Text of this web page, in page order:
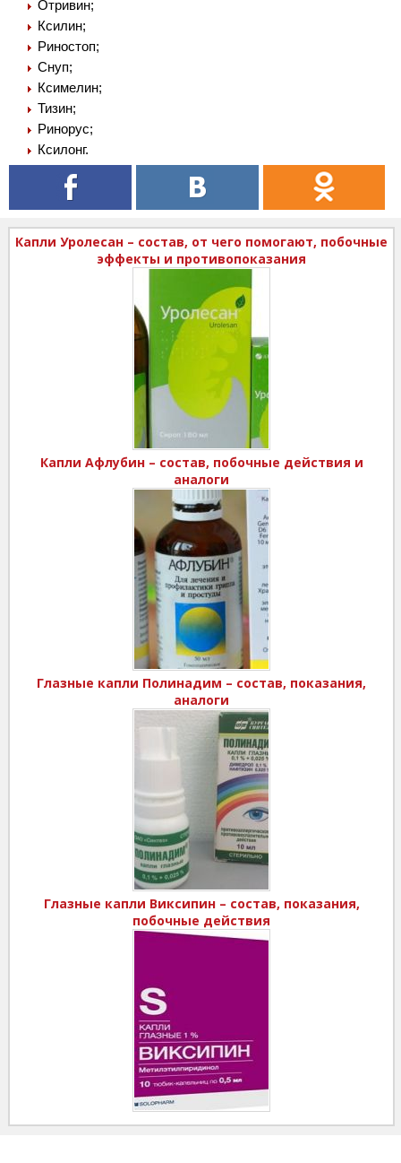
Отривин;
Ксилин;
Риностоп;
Снуп;
Ксимелин;
Тизин;
Ринорус;
Ксилонг.
Капли Уролесан – состав, от чего помогают, побочные
эффекты и противопоказания
Капли Афлубин – состав, побочные действия и
аналоги
Глазные капли Полинадим – состав, показания,
аналоги
Глазные капли Виксипин – состав, показания,
побочные действия